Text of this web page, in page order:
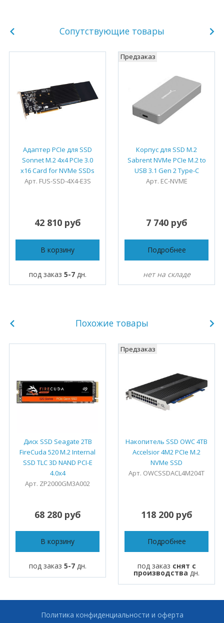
Сопутствующие товары
Адаптер PCIe для SSD
Sonnet M.2 4x4 PCIe 3.0
x16 Card for NVMe SSDs
Арт. FUS-SSD-4X4-E3S
42 810 руб
В корзину
под заказ 5-7дн.
Корпус для SSD M.2
Sabrent NVMe PCIe M.2 to
USB 3.1 Gen 2 Type-C
Арт. EC-NVME
Предзаказ
7 740 руб
Подробнее
нет на складе
Похожие товары
Диск SSD Seagate 2TB
FireCuda 520 M.2 Internal
SSD TLC 3D NAND PCI-E
4.0x4
Арт. ZP2000GM3A002
68 280 руб
В корзину
под заказ 5-7дн.
Накопитель SSD OWC 4TB
Accelsior 4M2 PCIe M.2
NVMe SSD
Арт. OWCSSDACL4M204T
Предзаказ
118 200 руб
Подробнее
под заказ снят с
производства дн.
Политика конфиденциальности и оферта